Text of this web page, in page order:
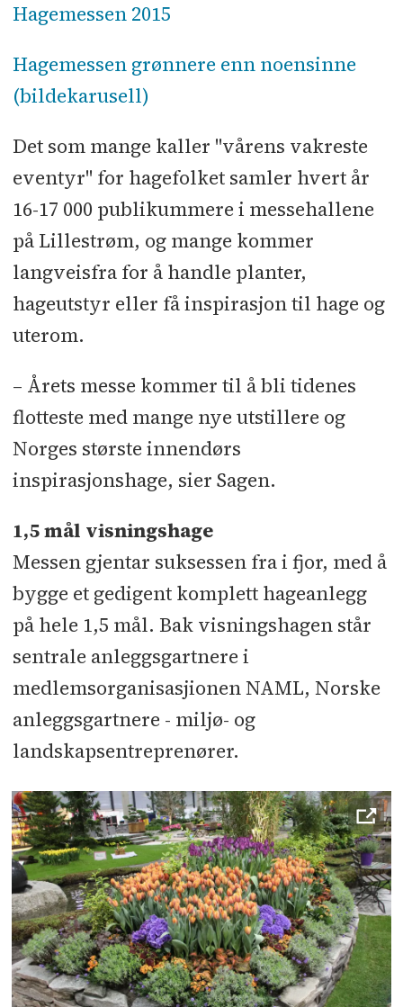
Hagemessen 2015
Hagemessen grønnere enn noensinne
(bildekarusell)
Det som mange kaller "vårens vakreste
eventyr" for hagefolket samler hvert år
16-17 000 publikummere i messehallene
på Lillestrøm, og mange kommer
langveisfra for å handle planter,
hageutstyr eller få inspirasjon til hage og
uterom.
– Årets messe kommer til å bli tidenes
flotteste med mange nye utstillere og
Norges største innendørs
inspirasjonshage, sier Sagen.
1,5 mål visningshage
Messen gjentar suksessen fra i fjor, med å
bygge et gedigent komplett hageanlegg
på hele 1,5 mål. Bak visningshagen står
sentrale anleggsgartnere i
medlemsorganisasjionen NAML, Norske
anleggsgartnere - miljø- og
landskapsentreprenører.